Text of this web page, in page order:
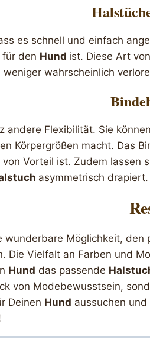
es schnell und einfach
den Hund ist. Diese Art von
wahrscheinlich
andere Flexibilität. Sie
Körpergrößen macht. Das
Vorteil ist. Zudem lassen
asymmetrisch drapiert.
wunderbare Möglichkeit, den
Die Vielfalt an Farben und
Hund das passende
von Modebewusstsein,
Deinen Hund aussuchen